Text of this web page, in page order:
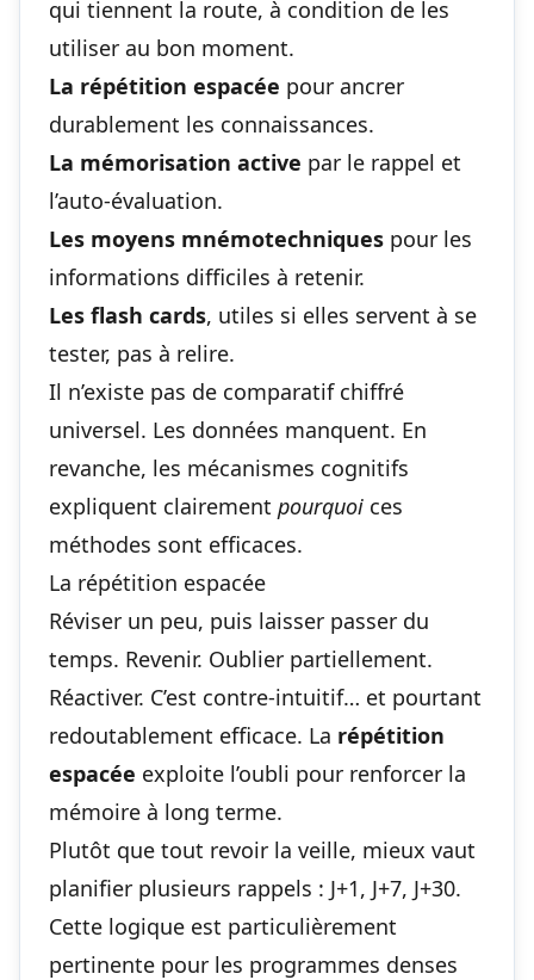
qui tiennent la route, à condition de les
utiliser au bon moment.
La répétition espacée pour ancrer
durablement les connaissances.
La mémorisation active par le rappel et
l’auto-évaluation.
Les moyens mnémotechniques pour les
informations difficiles à retenir.
Les flash cards, utiles si elles servent à se
tester, pas à relire.
Il n’existe pas de comparatif chiffré
universel. Les données manquent. En
revanche, les mécanismes cognitifs
expliquent clairement pourquoi ces
méthodes sont efficaces.
La répétition espacée
Réviser un peu, puis laisser passer du
temps. Revenir. Oublier partiellement.
Réactiver. C’est contre-intuitif… et pourtant
redoutablement efficace. La répétition
espacée exploite l’oubli pour renforcer la
mémoire à long terme.
Plutôt que tout revoir la veille, mieux vaut
planifier plusieurs rappels : J+1, J+7, J+30.
Cette logique est particulièrement
pertinente pour les programmes denses